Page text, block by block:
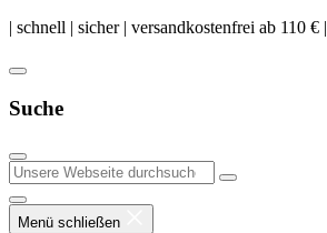
Zum
springen
| schnell | sicher | versandkostenfrei ab 110 € |
Suche
Menu
Menü schließen